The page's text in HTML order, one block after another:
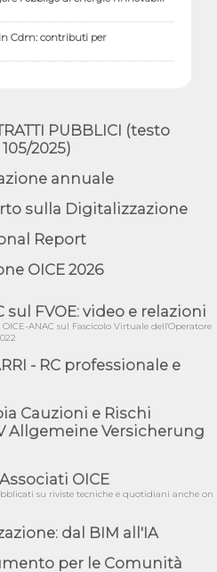
Cdm: contributi per
è legge: approvata oggi la
Pubblica Confindustria
il bando della Città metropolitana
bando della Giunta Regionale della
da elenchi professionisti
Buildings Competition -
2020-2026: procedimenti
alla gara non equivale ad
PUBBLICI (testo
2025)
annuale
sulla Digitalizzazione
Report
OICE 2026
sul FVOE: video e relazioni
ANAC sul Fascicolo Virtuale dell'Operatore
- RC professionale e
Cauzioni e Rischi
Allgemeine Versicherung
OICE
su riviste tecniche e quotidiani anche on
dal BIM all'IA
per le Comunità